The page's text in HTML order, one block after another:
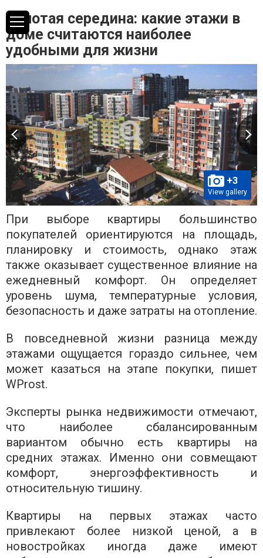
Золотая середина: какие этажи в
доме считаются наиболее
удобными для жизни
+3
View gallery
При выборе квартиры большинство
покупателей ориентируются на площадь,
планировку и стоимость, однако этаж
также оказывает существенное влияние на
ежедневный комфорт. Он определяет
уровень шума, температурные условия,
безопасность и даже затраты на отопление.
В повседневной жизни разница между
этажами ощущается гораздо сильнее, чем
может казаться на этапе покупки, пишет
WProst.
Эксперты рынка недвижимости отмечают,
что наиболее сбалансированным
вариантом обычно есть квартиры на
средних этажах. Именно они совмещают
комфорт, энергоэффективность и
относительную тишину.
Квартиры на первых этажах часто
привлекают более низкой ценой, а в
новостройках иногда даже имеют